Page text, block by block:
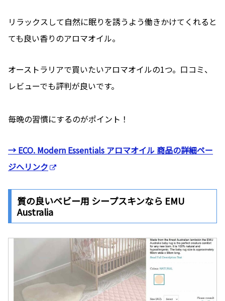
リラックスして自然に眠りを誘うよう働きかけてくれると
ても良い香りのアロマオイル。
オーストラリアで買いたいアロマオイルの1つ。口コミ、
レビューでも評判が良いです。
毎晩の習慣にするのがポイント！
→ ECO. Modern Essentials アロマオイル 商品の詳細ペー
ジへリンク
質の良いベビー用 シープスキンなら EMU
Australia